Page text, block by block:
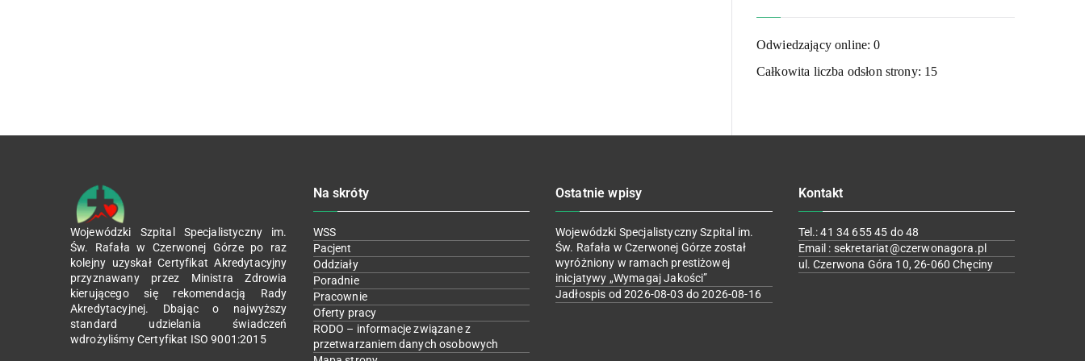
Odwiedzający online:0
Całkowita liczba odsłon strony: 15
Wojewódzki Szpital Specjalistyczny im.
Św. Rafała w Czerwonej Górze po raz
kolejny uzyskał Certyfikat Akredytacyjny
przyznawany przez Ministra Zdrowia
kierującego się rekomendacją Rady
Akredytacyjnej. Dbając o najwyższy
standard udzielania świadczeń
wdrożyliśmy Certyfikat ISO 9001:2015
Na skróty
WSS
Pacjent
Oddziały
Poradnie
Pracownie
Oferty pracy
RODO – informacje związane z
przetwarzaniem danych osobowych
Ostatnie wpisy
Wojewódzki Specjalistyczny Szpital im.
Św. Rafała w Czerwonej Górze został
wyróżniony w ramach prestiżowej
inicjatywy „Wymagaj Jakości”
Jadłospis od 2026-08-03 do 2026-08-16
Kontakt
Tel.: 41 34 655 45 do 48
Email : sekretariat@czerwonagora.pl
ul. Czerwona Góra 10, 26-060 Chęciny